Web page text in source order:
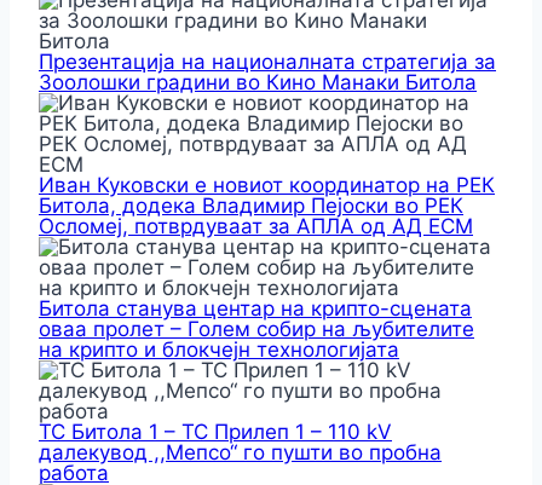
Презентација на националната стратегија за
Зоолошки градини во Кино Манаки Битола
Иван Куковски е новиот координатор на РЕК
Битола, додека Владимир Пејоски во РЕК
Осломеј, потврдуваат за АПЛА од АД ЕСМ
Битола станува центар на крипто-сцената
оваа пролет – Голем собир на љубителите
на крипто и блокчејн технологијата
ТС Битола 1 – ТС Прилеп 1 – 110 kV
далекувод ,,Мепсо“ го пушти во пробна
работа